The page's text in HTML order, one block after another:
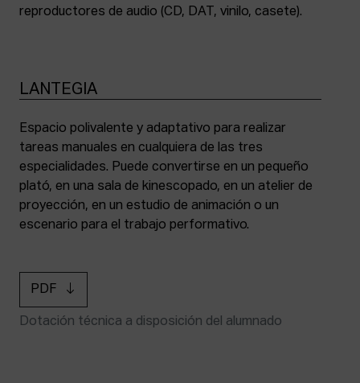
reproductores de audio (CD, DAT, vinilo, casete).
LANTEGIA
Espacio polivalente y adaptativo para realizar
tareas manuales en cualquiera de las tres
especialidades. Puede convertirse en un pequeño
plató, en una sala de kinescopado, en un atelier de
proyección, en un estudio de animación o un
escenario para el trabajo performativo.
PDF
Dotación técnica a disposición del alumnado